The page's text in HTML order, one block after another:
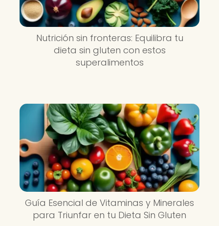
Nutrición sin fronteras: Equilibra tu
dieta sin gluten con estos
superalimentos
Guía Esencial de Vitaminas y Minerales
para Triunfar en tu Dieta Sin Gluten